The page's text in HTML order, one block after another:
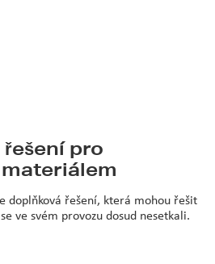
pro
doplňková řešení, která mohou řešit
ve svém provozu dosud nesetkali.